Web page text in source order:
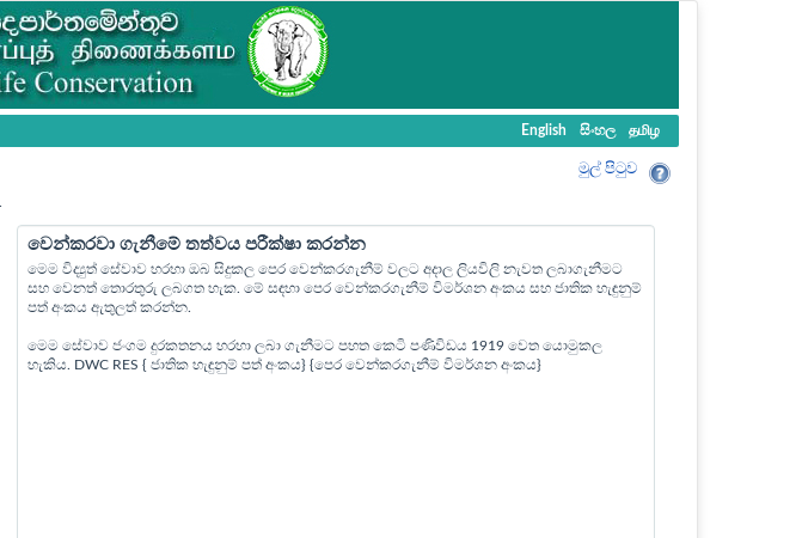
English සිංහල தமிழ
මුල් පි‍ටුව
වෙන්කරවා ගැනීමේ තත්වය පරීක්ෂා කරන්න
මෙම විද්‍යුත් සේවාව හරහා ඔබ සිදුකල පෙර වෙන්කරගැනීම් වලට අදාල ලියවිලි නැවත ලබාගැනීමට
සහ වෙනත් තොරතුරු ලබගත හැක. මේ සඳහා පෙර වෙන්කරගැනීම් විමර්ශන අංකය සහ ජාතික හැඳුනුම්
පත් අංකය ඇතුලත් කරන්න.
මෙම සේවාව ජංගම දුරකතනය හරහා ලබා ගැනීමට පහත කෙටි පණිවිඩය 1919 වෙත යොමුකල
හැකිය. DWC RES { ජාතික හැඳුනුම් පත් අංකය} {පෙර වෙන්කරගැනීම් විමර්ශන අංකය}